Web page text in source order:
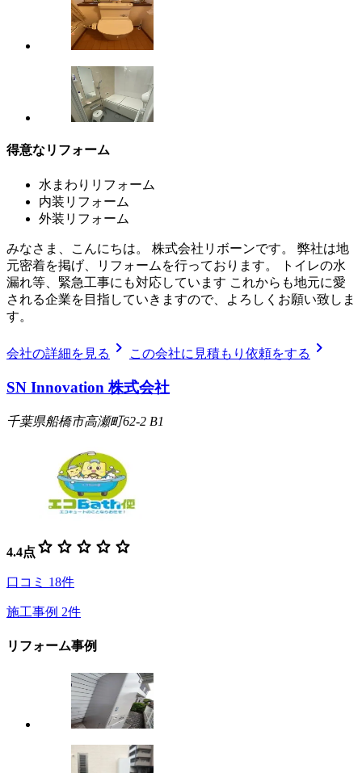
得意なリフォーム
水まわりリフォーム
内装リフォーム
外装リフォーム
みなさま、こんにちは。 株式会社リボーンです。 弊社は地
元密着を掲げ、リフォームを行っております。 トイレの水
漏れ等、緊急工事にも対応しています これからも地元に愛
される企業を目指していきますので、よろしくお願い致しま
す。
会社の詳細を見る chevron_right この会社に見積もり依頼をする chevron_right
SN Innovation 株式会社
千葉県船橋市高瀬町62-2 B1
4.4点 star star star star star
口コミ 18件
施工事例 2件
リフォーム事例